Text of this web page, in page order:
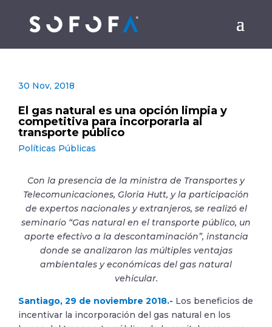
30 Nov, 2018
El gas natural es una opción limpia y
competitiva para incorporarla al
transporte público
Políticas Públicas
Con la presencia de la ministra de Transportes y
Telecomunicaciones, Gloria Hutt, y la participación
de expertos nacionales y extranjeros, se realizó el
seminario “Gas natural en el transporte público, un
aporte efectivo a la descontaminación”, instancia
donde se analizaron las múltiples ventajas
ambientales y económicas del gas natural
vehicular.
Santiago, 29 de noviembre 2018.- Los beneficios de
incentivar la incorporación del gas natural en los